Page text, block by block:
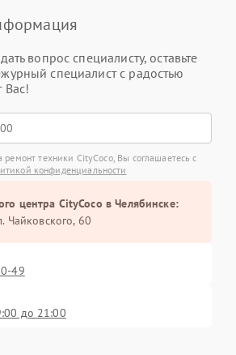
вопрос специалисту, оставьте
специалист с радостью
Вас!
ремонт техники CityCoco, Вы соглашаетесь с
конфиденциальности
центра CityCoco в Челябинске:
Чайковского, 60
49
до 21:00